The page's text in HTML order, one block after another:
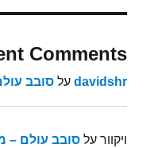
Comments
davidshr עלסובב
ויקוור עלסובב עולם –